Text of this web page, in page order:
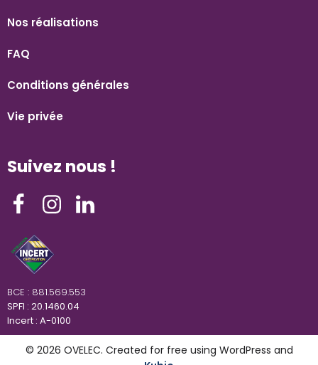
Nos réalisations
FAQ
Conditions générales
Vie privée
Suivez nous !
BCE : 881.569.553
SPFI : 20.1460.04
Incert : A-0100
© 2026 OVELEC. Created for free using WordPress and